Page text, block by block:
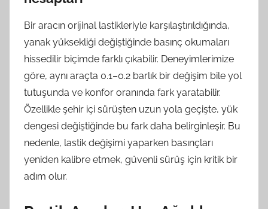
Bir aracın orijinal lastikleriyle karşılaştırıldığında,
yanak yüksekliği değiştiğinde basınç okumaları
hissedilir biçimde farklı çıkabilir. Deneyimlerimize
göre, aynı araçta 0.1–0.2 barlık bir değişim bile yol
tutuşunda ve konfor oranında fark yaratabilir.
Özellikle şehir içi sürüşten uzun yola geçişte, yük
dengesi değiştiğinde bu fark daha belirginleşir. Bu
nedenle, lastik değişimi yaparken basınçları
yeniden kalibre etmek, güvenli sürüş için kritik bir
adım olur.